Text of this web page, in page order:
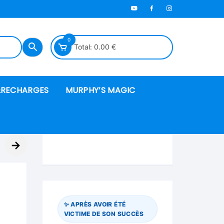
0
Total: 0.00 €
MURPHY’S MAGIC
→
✨ APRÈS AVOIR ÉTÉ
VICTIME DE SON SUCCÈS